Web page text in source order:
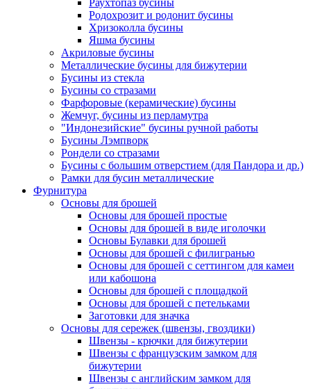
Раухтопаз бусины
Родохрозит и родонит бусины
Хризоколла бусины
Яшма бусины
Акриловые бусины
Металлические бусины для бижутерии
Бусины из стекла
Бусины со стразами
Фарфоровые (керамические) бусины
Жемчуг, бусины из перламутра
"Индонезийские" бусины ручной работы
Бусины Лэмпворк
Рондели со стразами
Бусины с большим отверстием (для Пандора и др.)
Рамки для бусин металлические
Фурнитура
Основы для брошей
Основы для брошей простые
Основы для брошей в виде иголочки
Основы Булавки для брошей
Основы для брошей с филигранью
Основы для брошей с сеттингом для камеи
или кабошона
Основы для брошей с площадкой
Основы для брошей с петельками
Заготовки для значка
Основы для сережек (швензы, гвоздики)
Швензы - крючки для бижутерии
Швензы с французским замком для
бижутерии
Швензы с английским замком для